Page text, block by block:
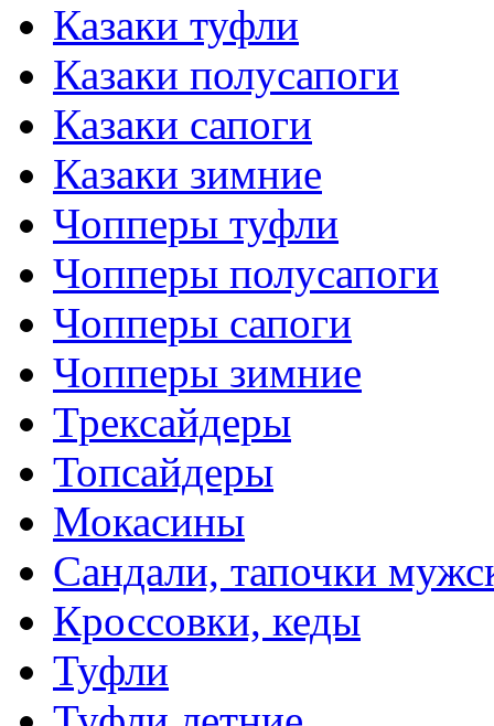
Казаки туфли
Казаки полусапоги
Казаки сапоги
Казаки зимние
Чопперы туфли
Чопперы полусапоги
Чопперы сапоги
Чопперы зимние
Трексайдеры
Топсайдеры
Мокасины
Сандали, тапочки
Кроссовки, кеды
Туфли